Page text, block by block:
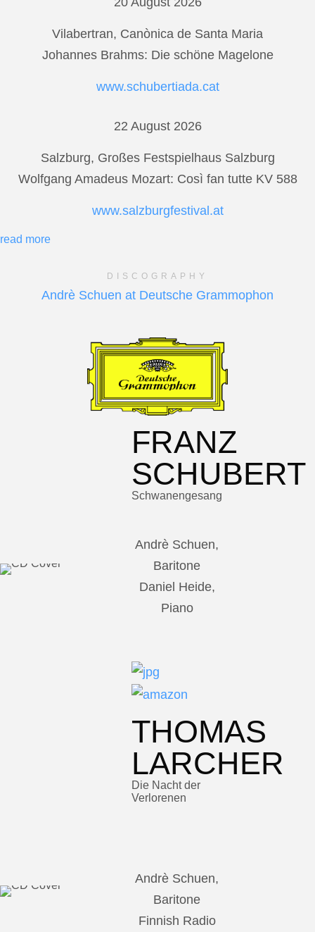
Vilabertran, Canònica de Santa Maria
Johannes Brahms: Die schöne Magelone
www.schubertiada.cat
22 August 2026
Salzburg, Großes Festspielhaus Salzburg
Wolfgang Amadeus Mozart: Così fan tutte KV 588
www.salzburgfestival.at
read more
DISCOGRAPHY
Andrè Schuen at Deutsche Grammophon
FRANZ
SCHUBERT
Schwanengesang
Andrè Schuen,
Baritone
Daniel Heide,
Piano
THOMAS
LARCHER
Die Nacht der
Verlorenen
Andrè Schuen,
Baritone
Finnish Radio